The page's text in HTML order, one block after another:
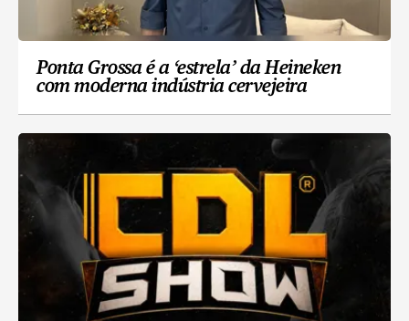
Ponta Grossa é a ‘estrela’ da Heineken
com moderna indústria cervejeira